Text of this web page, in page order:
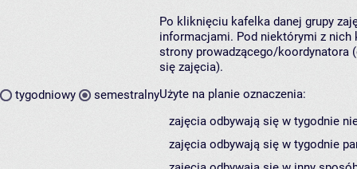
tygodniowy semestralny
Po kliknięciu kafelka danej grupy
informacjami. Pod niektórymi z nich
strony prowadzącego/koordynatora
się zajęcia).
Użyte na planie oznaczenia:
zajęcia odbywają się w tygodnie
zajęcia odbywają się w tygodnie